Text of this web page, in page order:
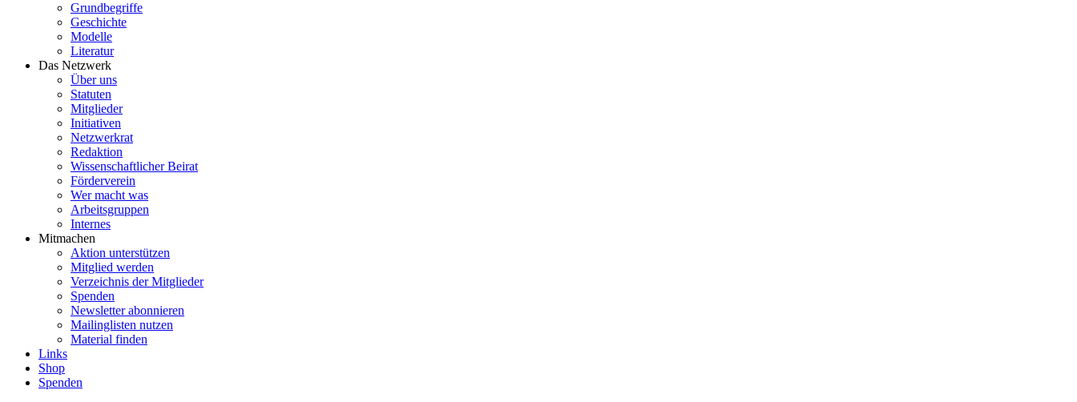
Grundbegriffe
Geschichte
Modelle
Literatur
Das Netzwerk
Über uns
Statuten
Mitglieder
Initiativen
Netzwerkrat
Redaktion
Wissenschaftlicher Beirat
Förderverein
Wer macht was
Arbeitsgruppen
Internes
Mitmachen
Aktion unterstützen
Mitglied werden
Verzeichnis der Mitglieder
Spenden
Newsletter abonnieren
Mailinglisten nutzen
Material finden
Links
Shop
Spenden